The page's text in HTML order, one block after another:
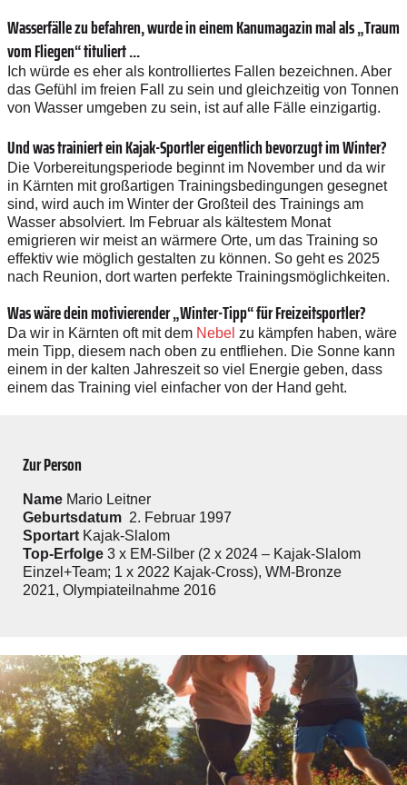
Wasserfälle zu befahren, wurde in ­einem Kanumagazin mal als „Traum
vom Fliegen“ tituliert ...
Ich würde es eher als kontrolliertes Fallen bezeichnen. Aber
das Gefühl im freien Fall zu sein und gleichzeitig von Tonnen
von Wasser umgeben zu sein, ist auf alle Fälle einzigartig.
Und was trainiert ein Kajak-Sportler eigentlich bevorzugt im Winter?
Die Vorbereitungsperiode beginnt im November und da wir
in Kärnten mit großartigen Trainingsbedingungen gesegnet
sind, wird auch im Winter der Großteil des Trainings am
Wasser absolviert. Im Februar als kältestem Monat
emigrieren wir meist an wärmere Orte, um das Training so
effektiv wie möglich gestalten zu können. So geht es 2025
nach Reunion, dort warten perfekte Trainingsmöglichkeiten.
Was wäre dein motivierender ­„Winter-Tipp“ für Freizeitsportler?
Da wir in Kärnten oft mit dem Nebel zu kämpfen haben, wäre
mein Tipp, diesem nach oben zu entfliehen. Die Sonne kann
einem in der kalten Jahreszeit so viel Energie geben, dass
einem das Training viel einfacher von der Hand geht.
Zur Person
Name Mario Leitner
Geburtsdatum 2. Februar 1997
Sportart Kajak-Slalom
Top-­Erfolge 3 x EM-Silber (2 x 2024 – Kajak-Slalom
Einzel+Team; 1 x 2022 Kajak-Cross), WM-Bronze
2021, Olympiateilnahme 2016